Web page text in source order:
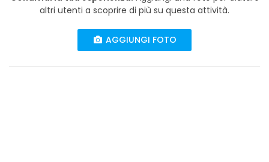
altri utenti a scoprire di più su questa attività.
AGGIUNGI FOTO